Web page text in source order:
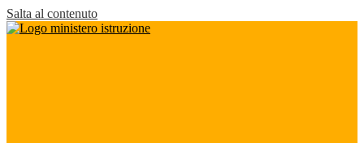
Salta al contenuto